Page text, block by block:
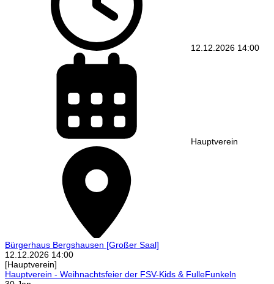
12.12.2026 14:00
Hauptverein
Bürgerhaus Bergshausen [Großer Saal]
12.12.2026 14:00
[Hauptverein]
Hauptverein - Weihnachtsfeier der FSV-Kids & FulleFunkeln